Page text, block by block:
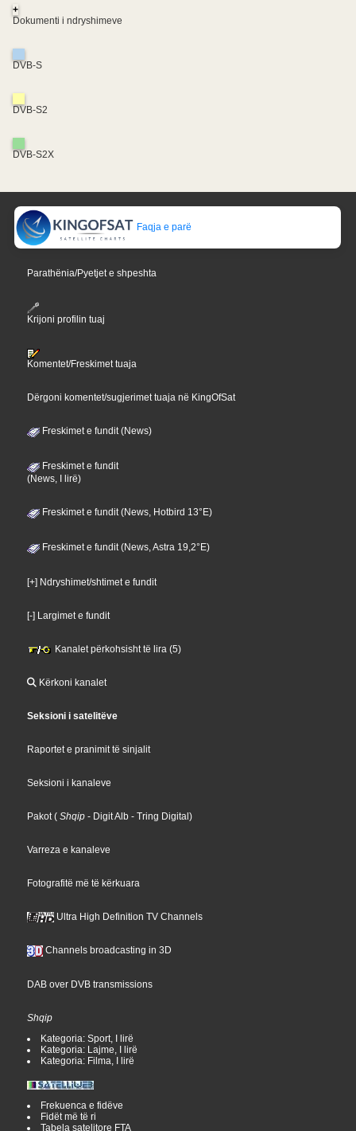
+
Dokumenti i ndryshimeve
DVB-S
DVB-S2
DVB-S2X
Faqja e parë
Parathënia/Pyetjet e shpeshta
Krijoni profilin tuaj
Komentet/Freskimet tuaja
Dërgoni komentet/sugjerimet tuaja në KingOfSat
Freskimet e fundit (News)
Freskimet e fundit
(News, I lirë)
Freskimet e fundit (News, Hotbird 13°E)
Freskimet e fundit (News, Astra 19,2°E)
[+] Ndryshimet/shtimet e fundit
[-] Largimet e fundit
Kanalet përkohsisht të lira (5)
Kërkoni kanalet
Seksioni i satelitëve
Raportet e pranimit të sinjalit
Seksioni i kanaleve
Pakot ( Shqip - Digit Alb - Tring Digital)
Varreza e kanaleve
Fotografitë më të kërkuara
Ultra High Definition TV Channels
Channels broadcasting in 3D
DAB over DVB transmissions
Shqip
Kategoria: Sport, I lirë
Kategoria: Lajme, I lirë
Kategoria: Filma, I lirë
Frekuenca e fidëve
Fidët më të ri
Tabela satelitore FTA